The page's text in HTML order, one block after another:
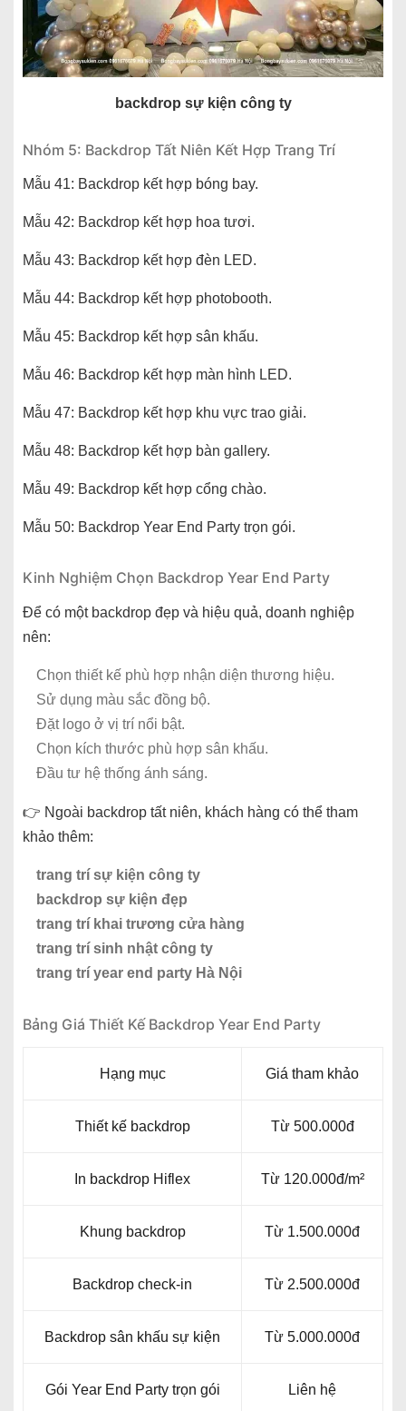
backdrop sự kiện công ty
Nhóm 5: Backdrop Tất Niên Kết Hợp Trang Trí
Mẫu 41: Backdrop kết hợp bóng bay.
Mẫu 42: Backdrop kết hợp hoa tươi.
Mẫu 43: Backdrop kết hợp đèn LED.
Mẫu 44: Backdrop kết hợp photobooth.
Mẫu 45: Backdrop kết hợp sân khấu.
Mẫu 46: Backdrop kết hợp màn hình LED.
Mẫu 47: Backdrop kết hợp khu vực trao giải.
Mẫu 48: Backdrop kết hợp bàn gallery.
Mẫu 49: Backdrop kết hợp cổng chào.
Mẫu 50: Backdrop Year End Party trọn gói.
Kinh Nghiệm Chọn Backdrop Year End Party
Để có một backdrop đẹp và hiệu quả, doanh nghiệp
nên:
Chọn thiết kế phù hợp nhận diện thương hiệu.
Sử dụng màu sắc đồng bộ.
Đặt logo ở vị trí nổi bật.
Chọn kích thước phù hợp sân khấu.
Đầu tư hệ thống ánh sáng.
👉 Ngoài backdrop tất niên, khách hàng có thể tham
khảo thêm:
trang trí sự kiện công ty
backdrop sự kiện đẹp
trang trí khai trương cửa hàng
trang trí sinh nhật công ty
trang trí year end party Hà Nội
Bảng Giá Thiết Kế Backdrop Year End Party
Hạng mục Giá tham khảo
Thiết kế backdrop Từ 500.000đ
In backdrop Hiflex Từ 120.000đ/m²
Khung backdrop Từ 1.500.000đ
Backdrop check-in Từ 2.500.000đ
Backdrop sân khấu sự kiện Từ 5.000.000đ
Gói Year End Party trọn gói Liên hệ